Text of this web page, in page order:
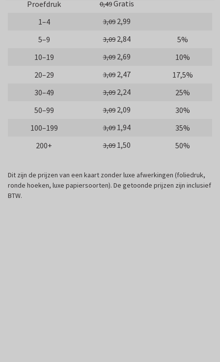
Proefdruk 0,49Gratis
1–4
3,09 2,99
5–9
3,09 2,84
5%
10–19
3,09 2,69
10%
20–29
3,09 2,47
17,5%
30–49
3,09 2,24
25%
50–99
3,09 2,09
30%
100–199
3,09 1,94
35%
200+
3,09 1,50 50%
Dit zijn de prijzen van een kaart zonder luxe afwerkingen (foliedruk,
ronde hoeken, luxe papiersoorten). De getoonde prijzen zijn inclusief
BTW.